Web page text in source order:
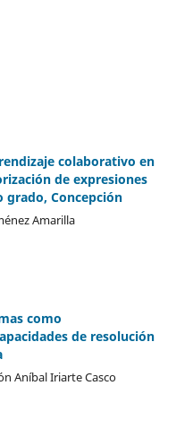
colaborativo en
de expresiones
grado, Concepción
Amarilla
como
de resolución
Aníbal Iriarte Casco